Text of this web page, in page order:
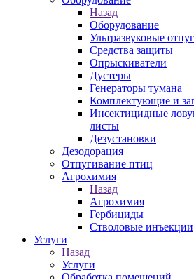
Назад
Оборудование
Ультразвуковые
Средства защиты
Опрыскиватели
Дустеры
Генераторы тумана
Комплектующие и
Инсектицидные
листы
Дезустановки
Дезодорация
Отпугивание птиц
Агрохимия
Назад
Агрохимия
Гербициды
Стволовые инъекции
Услуги
Назад
Услуги